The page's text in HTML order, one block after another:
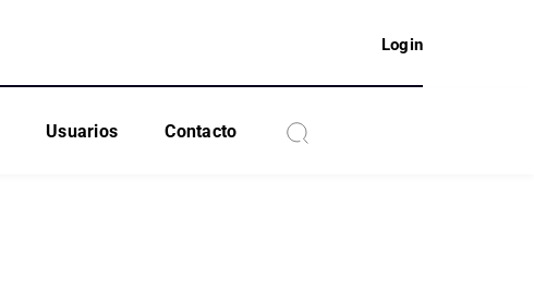
Login
Usuarios Contacto